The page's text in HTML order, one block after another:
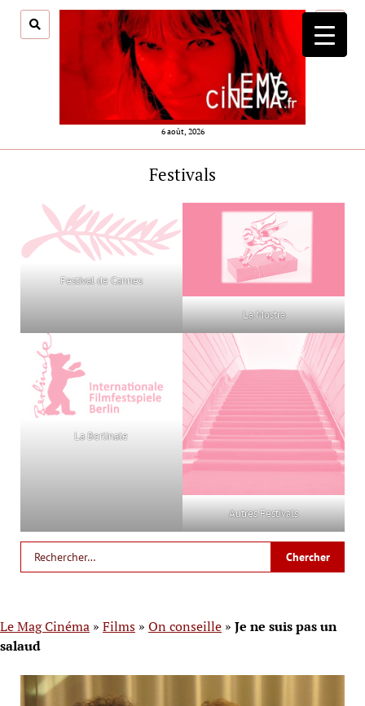
6 août, 2026
menu
Festivals
Festival de Cannes
La Mostra
La Berlinale
Autres Festivals
Le Mag Cinéma » Films » On conseille » Je ne suis pas un
salaud